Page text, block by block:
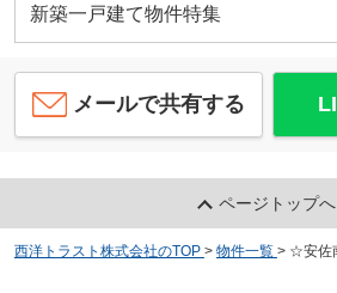
新築一戸建て物件特集
メールで共有する
ページトップへ
西洋トラスト株式会社のTOP > 物件一覧 > ☆安佐